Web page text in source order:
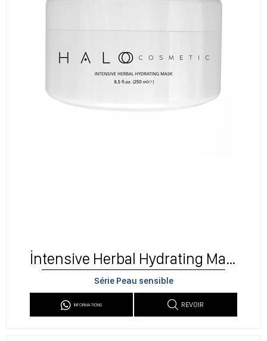
İntensive Herbal Hydrating Mask 250ml
Série Peau sensible
REVOIR